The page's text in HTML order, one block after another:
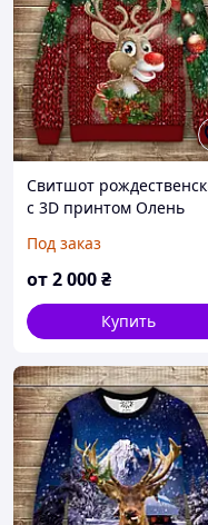
Свитшот
с 3D принтом Олень
шишками Взрослые и
детские размеры
Под заказ
от2 000₴
Купить